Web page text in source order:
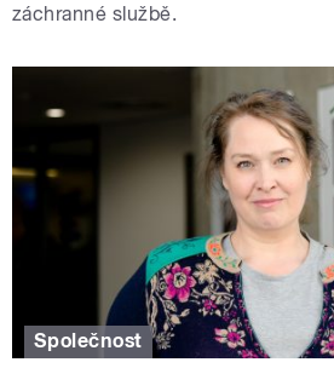
záchranné službě.
Společnost